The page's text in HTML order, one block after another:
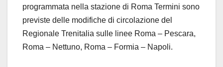
programmata nella stazione di Roma Termini sono
previste delle modifiche di circolazione del
Regionale Trenitalia sulle linee Roma – Pescara,
Roma – Nettuno, Roma – Formia – Napoli.